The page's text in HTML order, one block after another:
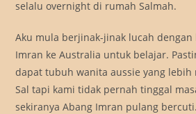
selalu overnight di rumah Salmah.
Aku mula berjinak-jinak lucah dengan
Imran ke Australia untuk belajar.
dapat tubuh wanita aussie yang lebih
Sal tapi kami tidak pernah tinggal
sekiranya Abang Imran pulang bercuti.